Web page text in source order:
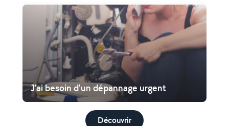
J'ai besoin d'un dépannage urgent
Découvrir